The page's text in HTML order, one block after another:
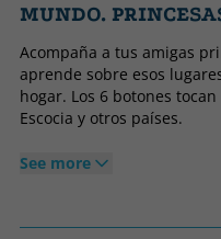
MUNDO.
Acompaña a tus amigas
aprende sobre esos
hogar. Los 6 botones
Escocia y otros países.
See more